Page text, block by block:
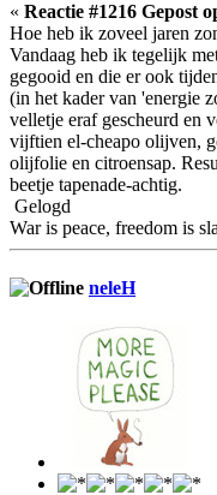
« Reactie #1216 Gepost
Hoe heb ik zoveel jaren
Vandaag heb ik tegelijk
gegooid en die er ook
(in het kader van 'energie
velletje eraf gescheurd en
vijftien el-cheapo olijven,
olijfolie en citroensap.
beetje tapenade-achtig.
Gelogd
War is peace, freedom is
neleH